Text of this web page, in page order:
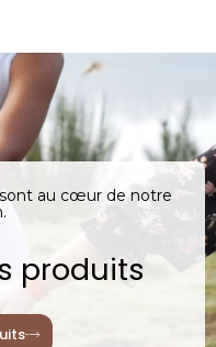
au cœur de notre
produits